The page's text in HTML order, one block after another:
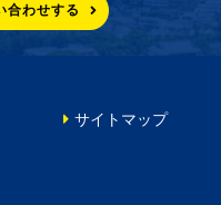
合わせする
サイトマップ